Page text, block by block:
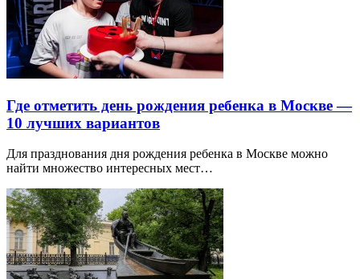
Где отметить день рождения ребенка в Москве —
10 лучших вариантов
Для празднования дня рождения ребенка в Москве можно
найти множество интересных мест…